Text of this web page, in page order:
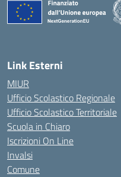
Link Esterni
MIUR
Ufficio Scolastico Regionale
Ufficio Scolastico Territoriale
Scuola in Chiaro
Iscrizioni On Line
Invalsi
Comune